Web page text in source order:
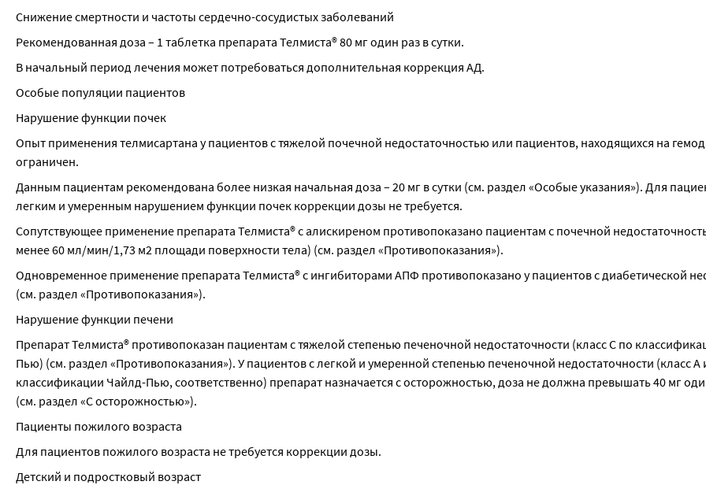
Снижение смертности и частоты сердечно-сосудистых заболеваний
Рекомендованная доза – 1 таблетка препарата Телмиста® 80 мг один раз в сутки.
В начальный период лечения может потребоваться дополнительная коррекция АД.
Особые популяции пациентов
Нарушение функции почек
Опыт применения телмисартана у пациентов с тяжелой почечной недостаточностью или пациентов, находящихся на
ограничен.
Данным пациентам рекомендована более низкая начальная доза – 20 мг в сутки (см. раздел «Особые указания»). Для
легким и умеренным нарушением функции почек коррекции дозы не требуется.
Сопутствующее применение препарата Телмиста® с алискиреном противопоказано пациентам с почечной
менее 60 мл/мин/1,73 м2 площади поверхности тела) (см. раздел «Противопоказания»).
Одновременное применение препарата Телмиста® с ингибиторами АПФ противопоказано у пациентов с диабетической
(см. раздел «Противопоказания»).
Нарушение функции печени
Препарат Телмиста® противопоказан пациентам с тяжелой степенью печеночной недостаточности (класс С по
Пью) (см. раздел «Противопоказания»). У пациентов с легкой и умеренной степенью печеночной недостаточности (класс А
классификации Чайлд-Пью, соответственно) препарат назначается с осторожностью, доза не должна превышать 40 мг
(см. раздел «С осторожностью»).
Пациенты пожилого возраста
Для пациентов пожилого возраста не требуется коррекции дозы.
Детский и подростковый возраст